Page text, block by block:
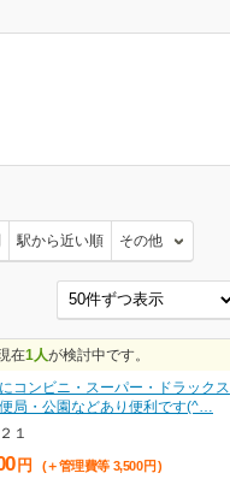
駅から近い順 その他
在1人が検討中です。
コンビニ・スーパー・ドラックス
便局・公園などあり便利です(^…
１
円 (＋管理費等 3,500 円 )